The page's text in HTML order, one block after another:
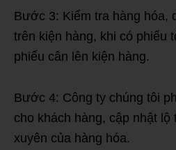
Bước 3: Kiểm tra hàng hóa,
trên kiện hàng, khi có phiếu
phiếu cân lên kiện hàng.
Bước 4: Công ty chúng tôi
cho khách hàng, cập nhật
xuyên của hàng hóa.